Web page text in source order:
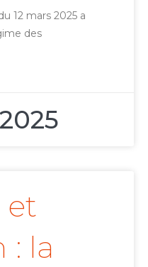
12 mars 2025 a
des
et
: la